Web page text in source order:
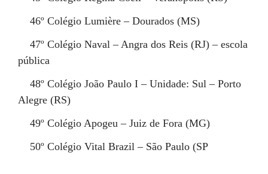
46º Colégio Lumière – Dourados (MS)
47º Colégio Naval – Angra dos Reis (RJ) – escola
pública
48º Colégio João Paulo I – Unidade: Sul – Porto
Alegre (RS)
49º Colégio Apogeu – Juiz de Fora (MG)
50º Colégio Vital Brazil – São Paulo (SP